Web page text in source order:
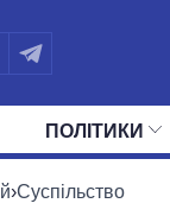
ПОЛIТИКИ
ПРЕЗИДЕНТ І ОФІС
›Суспільство